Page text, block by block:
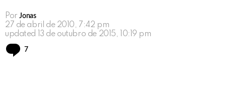
Por Jonas
27 de abril de 2010, 7:42 pm
updated
13 de outubro de 2015, 10:19 pm
7